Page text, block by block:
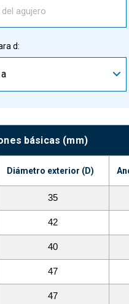
d:
básicas (mm)
Diámetro exterior (D)
35
42
40
47
47